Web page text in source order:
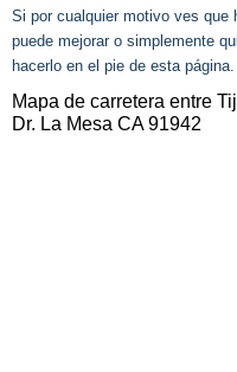
Si por cualquier motivo ves que
puede mejorar o simplemente
hacerlo en el pie de esta página.
Mapa de carretera entre
Dr. La Mesa CA 91942